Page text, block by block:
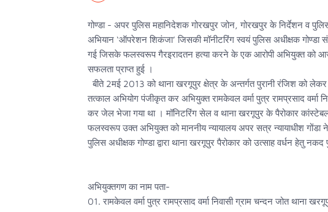
गोण्डा - अपर पुलिस महानिदेशक गोरखपुर जोन, गोरखपुर के निर्देशन व
अभियान ‘ऑपरेशन शिकंजा’ जिसकी मॉनीटरिंग स्वयं पुलिस अधीक्षक गोण्डा
गई जिसके फलस्वरूप गैरइरादतन हत्या करने के एक आरोपी अभियुक्त को
सफलता प्राप्त हुई ।
बीते 2मई 2013 को थाना खरगूपुर क्षेत्र के अन्तर्गत पुरानी रंजिश को लेकर
तत्काल अभियोग पंजीकृत कर अभियुक्त रामकेवल वर्मा पुत्र रामप्रसाद वर्मा
कर जेल भेजा गया था । मॉनिटरिंग सेल व थाना खरगूपुर के पैरोकार कांस्टेबल
फलस्वरूप उक्त अभियुक्त को माननीय न्यायालय अपर सत्र न्यायाधीश
पुलिस अधीक्षक गोण्डा द्वारा थाना खरगूपुर पैरोकार को उत्साह वर्धन हेतु
अभियुक्तगण का नाम पता-
01. रामकेवल वर्मा पुत्र रामप्रसाद वर्मा निवासी ग्राम चन्दन जोत थाना